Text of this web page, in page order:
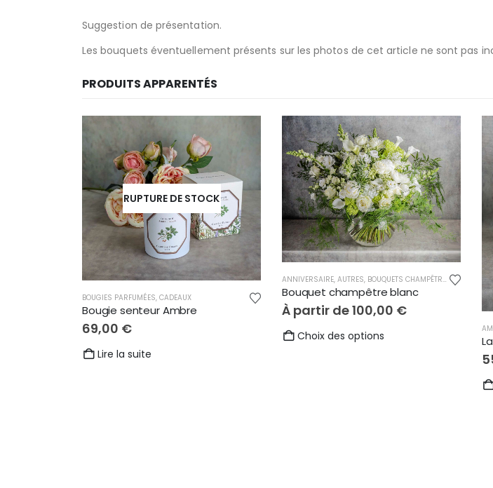
Suggestion de présentation.
Les bouquets éventuellement présents sur les photos de cet article ne sont pas
PRODUITS APPARENTÉS
RUPTURE DE STOCK
BOUGIES PARFUMÉES, CADEAUX
Bougie senteur Ambre
69,00 €
Lire la suite
ANNIVERSAIRE, AUTRES, BOUQUETS CHAMPÊTRES ,FÊTE DES
Bouquet champêtre blanc
À partir de100,00 €
Choix des options